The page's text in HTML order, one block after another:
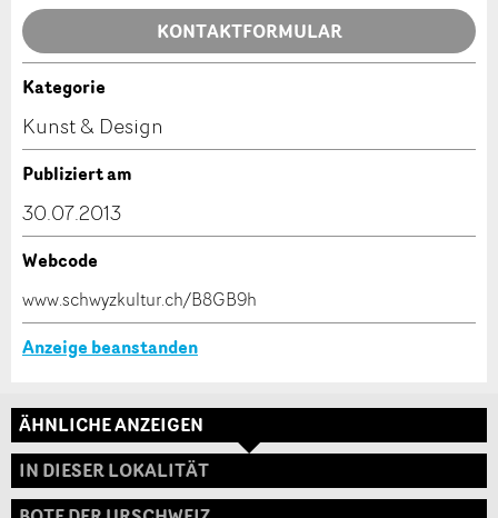
Allgemeines Feedback
Anzeige nicht mehr gültig
Anzeige unvollständig
* Eingabe erforderlich
KONTAKTFORMULAR
Kontakt
Verfassen Sie eine Nachricht für die Kontaktpersonen
Adresse
Kategorie
Kunst & Design
Publiziert am
30.07.2013
Webcode
www.schwyzkultur.ch/B8GB9h
Anzeige beanstanden
ÄHNLICHE ANZEIGEN
IN DIESER LOKALITÄT